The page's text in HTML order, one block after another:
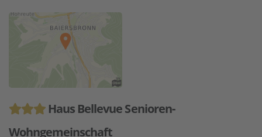
Haus Bellevue Senioren-
Wohngemeinschaft